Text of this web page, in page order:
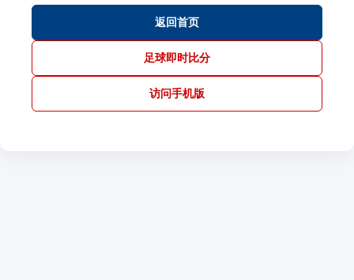
返回首页
足球即时比分
访问手机版